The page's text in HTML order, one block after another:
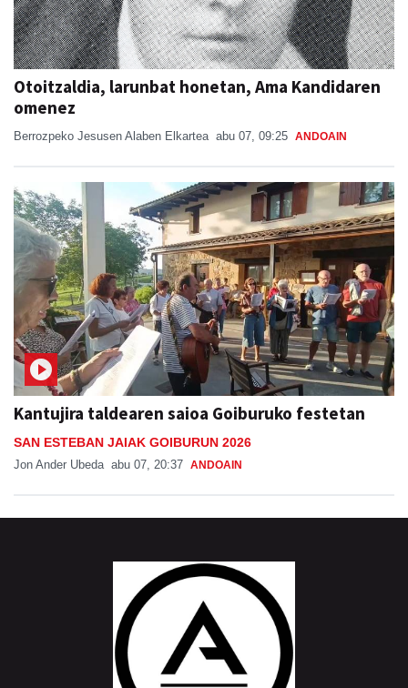
Otoitzaldia, larunbat honetan, Ama Kandidaren
omenez
Berrozpeko Jesusen Alaben Elkartea abu 07, 09:25 ANDOAIN
Kantujira taldearen saioa Goiburuko festetan
SAN ESTEBAN JAIAK GOIBURUN 2026
Jon Ander Ubeda abu 07, 20:37 ANDOAIN